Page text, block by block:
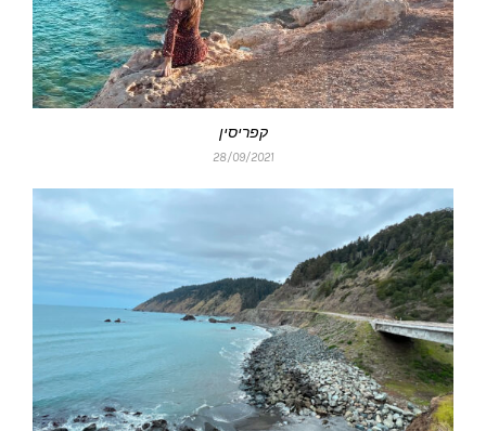
קפריסין
28/09/2021